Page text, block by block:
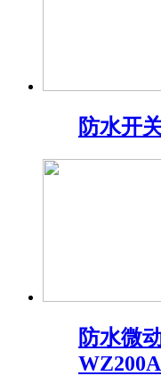
防水开
防水微